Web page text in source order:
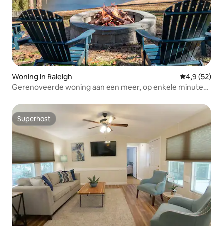
Woning in Raleigh
4,9 (52)
Gerenoveerde woning aan een meer, op enkele minuten
Superhost
Superhost